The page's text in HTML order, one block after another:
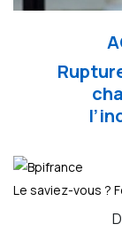
Le saviez-vous ?